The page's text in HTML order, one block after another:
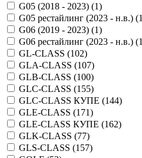
G05 (2018 - 2023) (1)
G05 рестайлинг (2023 - н.в.) (1
G06 (2019 - 2023) (1)
G06 рестайлинг (2023 - н.в.) (1
GL-CLASS (102)
GLA-CLASS (107)
GLB-CLASS (100)
GLC-CLASS (155)
GLC-CLASS КУПЕ (144)
GLE-CLASS (171)
GLE-CLASS КУПЕ (162)
GLK-CLASS (77)
GLS-CLASS (157)